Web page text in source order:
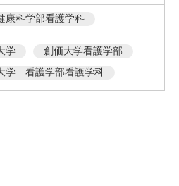
康科学部看護学科
学
創価大学看護学部
学 看護学部看護学科